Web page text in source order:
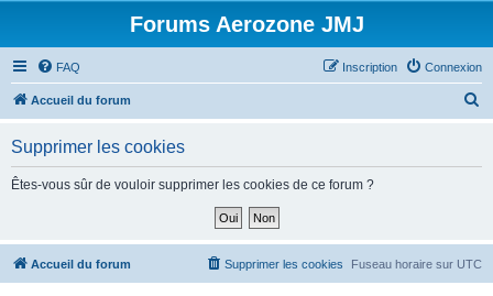
Forums Aerozone JMJ
FAQ Connexion
Inscription
Accueil du forum
h
Supprimer les cookies
Êtes-vous sûr de vouloir supprimer les cookies de ce forum ?
Accueil du forum Fuseau horaire sur UTC
Supprimer les cookies